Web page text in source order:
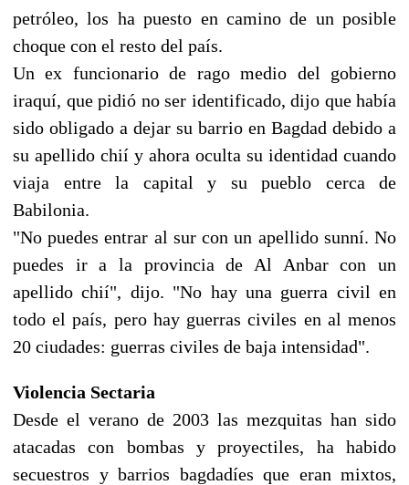
petróleo, los ha puesto en camino de un posible
choque con el resto del país.
Un ex funcionario de rago medio del gobierno
iraquí, que pidió no ser identificado, dijo que había
sido obligado a dejar su barrio en Bagdad debido a
su apellido chií y ahora oculta su identidad cuando
viaja entre la capital y su pueblo cerca de
Babilonia.
"No puedes entrar al sur con un apellido sunní. No
puedes ir a la provincia de Al Anbar con un
apellido chií", dijo. "No hay una guerra civil en
todo el país, pero hay guerras civiles en al menos
20 ciudades: guerras civiles de baja intensidad".
Violencia Sectaria
Desde el verano de 2003 las mezquitas han sido
atacadas con bombas y proyectiles, ha habido
secuestros y barrios bagdadíes que eran mixtos,